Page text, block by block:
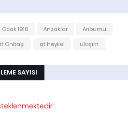
Ocak 1916 Anzaklar
Arıburnu
Onbaşı at heykel ulaşım
SAYISI